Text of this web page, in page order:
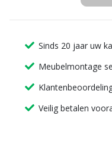
Sinds 20 jaar uw
Meubelmontage
Veilig betalen